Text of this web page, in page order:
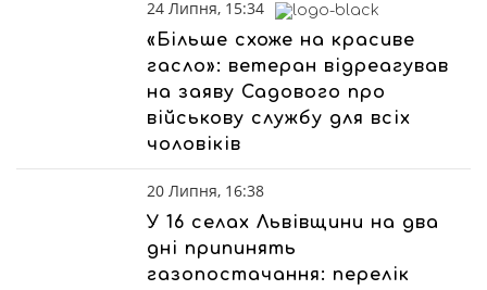
24 Липня, 15:34
«Більше схоже на красиве
гасло»: ветеран відреагував
на заяву Садового про
військову службу для всіх
чоловіків
20 Липня, 16:38
У 16 селах Львівщини на два
дні припинять
газопостачання: перелік